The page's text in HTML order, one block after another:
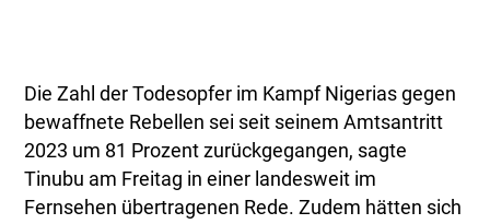
Die Zahl der Todesopfer im Kampf Nigerias gegen
bewaffnete Rebellen sei seit seinem Amtsantritt
2023 um 81 Prozent zurückgegangen, sagte
Tinubu am Freitag in einer landesweit im
Fernsehen übertragenen Rede. Zudem hätten sich